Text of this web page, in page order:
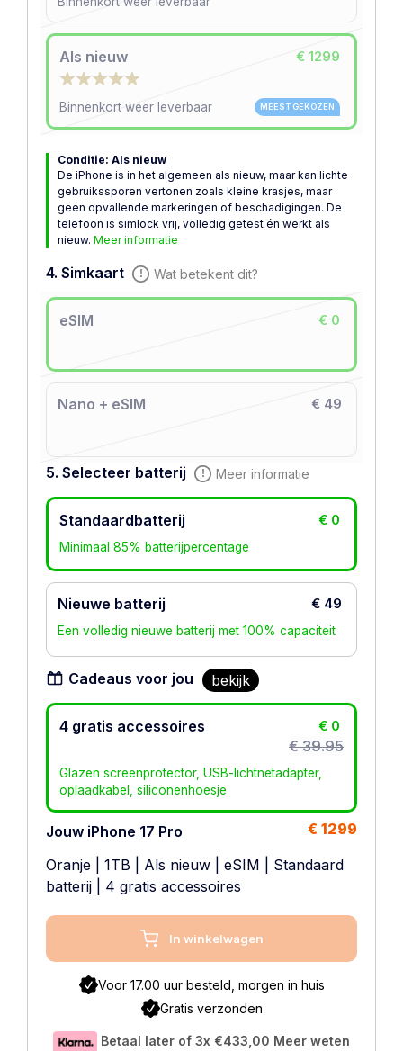
Als nieuw
MEEST GEKOZEN
€ 1299
Binnenkort weer leverbaar
Conditie: Als nieuw
De iPhone is in het algemeen als nieuw, maar kan lichte
gebruikssporen vertonen zoals kleine krasjes, maar
geen opvallende markeringen of beschadigingen. De
telefoon is simlock vrij, volledig getest én werkt als
nieuw. Meer informatie
4. Simkaart Wat betekent dit?
eSIM € 0
Nano + eSIM € 49
5. Selecteer batterij Meer informatie
Standaardbatterij € 0
Minimaal 85% batterijpercentage
Nieuwe batterij € 49
Een volledig nieuwe batterij met 100% capaciteit
Cadeaus voor jou bekijk
4 gratis accessoires € 0
€ 39.95
Glazen screenprotector, USB-lichtnetadapter,
oplaadkabel, siliconenhoesje
Jouw iPhone 17 Pro
€ 1299
Oranje
1TB Als nieuw eSIM
Standaard
batterij | 4 gratis accessoires
In winkelwagen
Voor 17.00 uur besteld, morgen in huis
Gratis verzonden
Betaal later of 3x €433,00 Meer weten